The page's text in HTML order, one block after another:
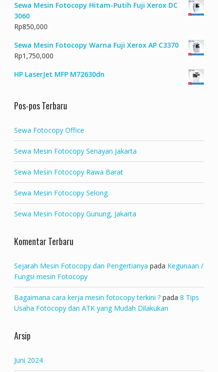
Sewa Mesin Fotocopy Hitam-Putih Fuji Xerox DC
3060
Rp850,000
Sewa Mesin Fotocopy Warna Fuji Xerox AP C3370
Rp1,750,000
HP LaserJet MFP M72630dn
Pos-pos Terbaru
Sewa Fotocopy Office
Sewa Mesin Fotocopy Senayan Jakarta
Sewa Mesin Fotocopy Rawa Barat
Sewa Mesin Fotocopy Selong
Sewa Mesin Fotocopy Gunung, Jakarta
Komentar Terbaru
Sejarah Mesin Fotocopy dan Pengertianya pada Kegunaan /
Fungsi mesin Fotocopy
Bagaimana cara kerja mesin fotocopy terkini ?pada 8 Tips
Usaha Fotocopy dan ATK yang Mudah Dilakukan
Arsip
Juni 2024